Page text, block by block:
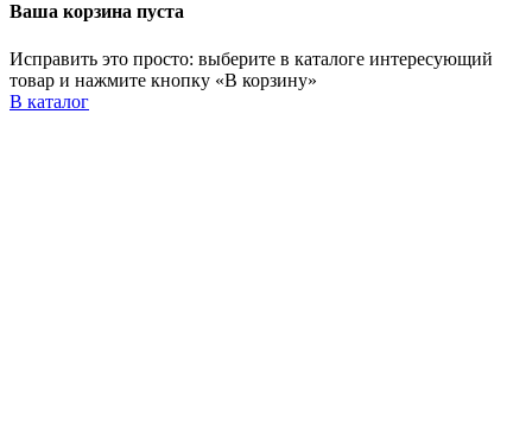
Ваша корзина пуста
Исправить это просто: выберите в каталоге интересующий
товар и нажмите кнопку «В корзину»
В каталог